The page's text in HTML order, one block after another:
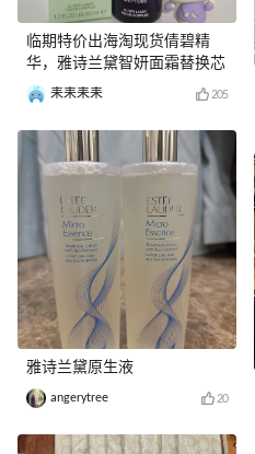
临期特价出海淘现货倩碧精
华，雅诗兰黛智妍面霜替换芯
耒耒耒耒 205
雅诗兰黛原生液
angerytree 20